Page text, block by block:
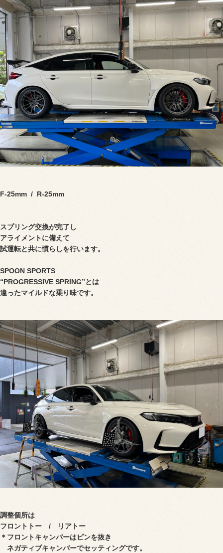
F-25mm / R-25mm
スプリング交換が完了し
アライメントに備えて
試運転と共に慣らしを行います。
SPOON SPORTS
“PROGRESSIVE SPRING”とは
違ったマイルドな乗り味です。
調整個所は
フロントトー / リアトー
＊フロントキャンバーはピンを抜き
ネガティブキャンバーでセッティングです。